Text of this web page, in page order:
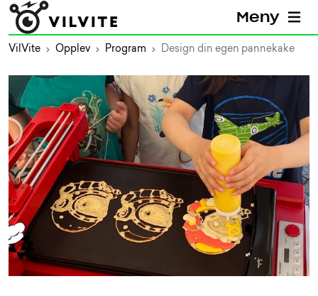
Meny
VilVite Opplev Program Design din egen pannekake